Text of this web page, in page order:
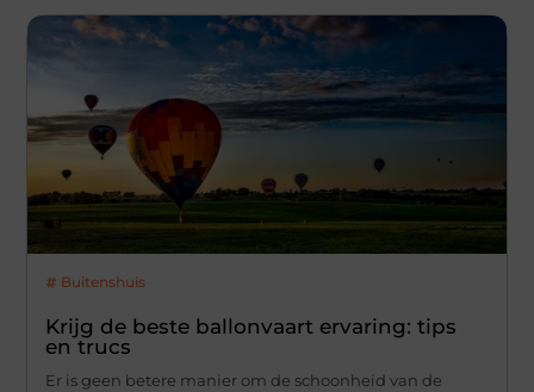
Buitenshuis
Krijg de beste ballonvaart ervaring: tips
en trucs
Er is geen betere manier om de schoonheid van de